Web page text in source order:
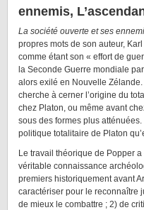
ennemis,
La société ouverte et ses
propres mots de son auteur,
comme étant son « effort de
la Seconde Guerre mondiale
alors exilé en Nouvelle Zélande.
cherche à cerner l’origine du
chez Platon, ou même avant
sous des formes plus atténuées.
politique totalitaire de Platon
Le travail théorique de Popper
véritable connaissance
premiers historiquement avant
caractériser pour le reconnaître
de mieux le combattre ; 2) de